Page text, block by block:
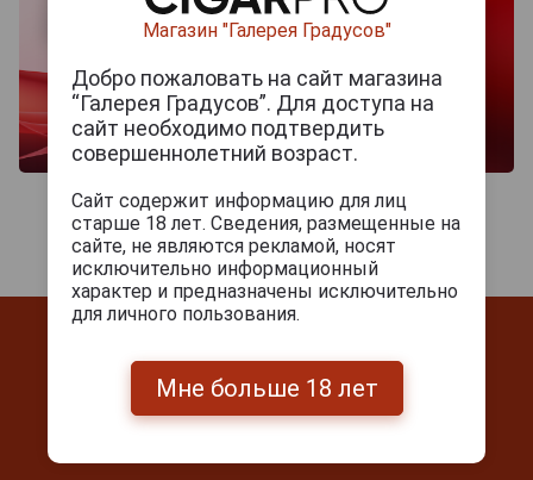
Магазин "Галерея Градусов"
Добро пожаловать на сайт магазина
“Галерея Градусов”. Для доступа на
сайт необходимо подтвердить
совершеннолетний возраст.
Сайт содержит информацию для лиц
старше 18 лет. Сведения, размещенные на
сайте, не являются рекламой, носят
исключительно информационный
характер и предназначены исключительно
для личного пользования.
Мне больше 18 лет